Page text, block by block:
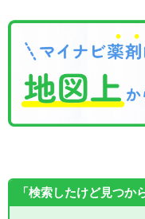
「検索したけど見つか